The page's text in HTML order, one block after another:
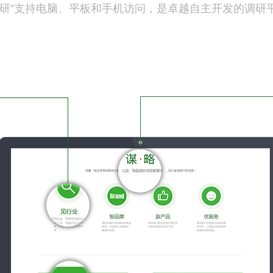
”支持电脑、平板和手机访问，是卓越自主开发的调研